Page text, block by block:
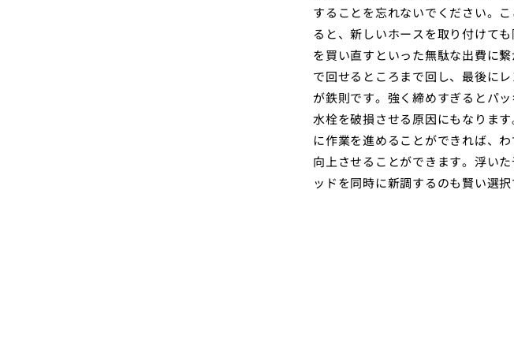
することを忘れないでください。
ると、新しいホースを取り付けて
を買い直すといった無駄な出費に
で回せるところまで回し、最後に
が鉄則です。強く締めすぎるとパ
水栓を破損させる原因にもなりま
に作業を進めることができれば、
向上させることができます。浮い
ッドを同時に新調するのも賢い選択